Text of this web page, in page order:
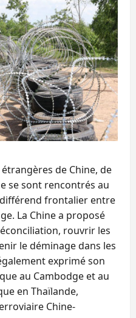
de Chine, de
se sont rencontrés au
frontalier entre
La Chine a proposé
rouvrir les
le déminage dans les
exprimé son
au Cambodge et au
en Thaïlande,
Chine-